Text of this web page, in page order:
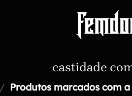
castidade
/ Produtos marcados com